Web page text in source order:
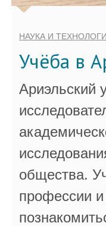
НАУКА И
Учёба в
Ариэльский
общества.
профессии